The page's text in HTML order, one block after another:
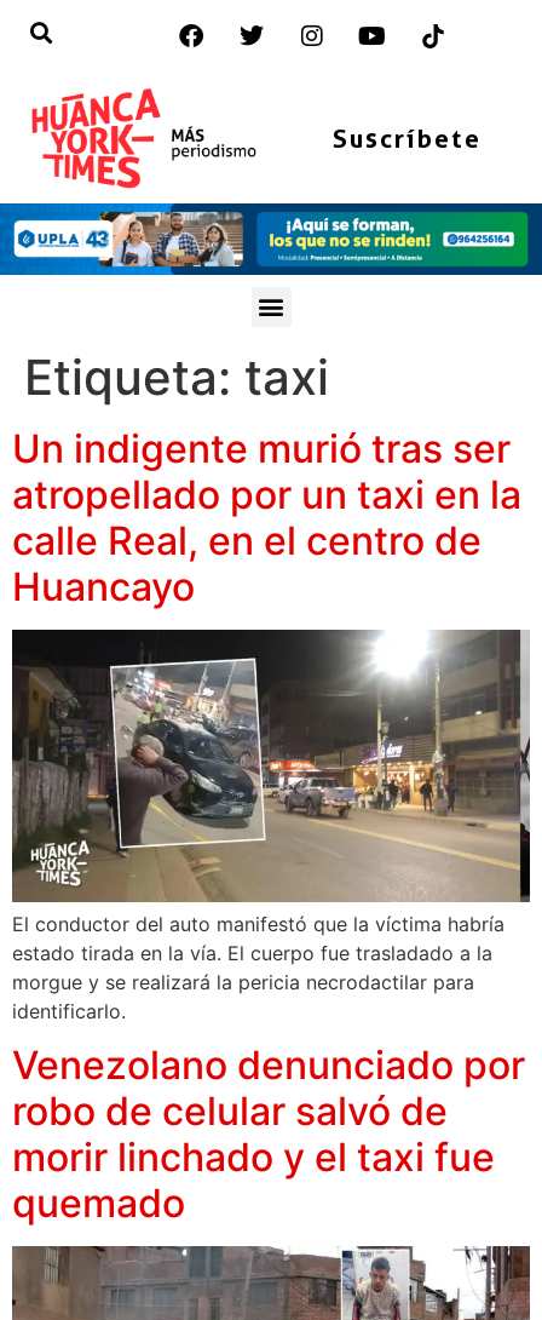
Suscríbete
Etiqueta: taxi
Un indigente murió tras ser
atropellado por un taxi en la
calle Real, en el centro de
Huancayo
El conductor del auto manifestó que la víctima habría
estado tirada en la vía. El cuerpo fue trasladado a la
morgue y se realizará la pericia necrodactilar para
identificarlo.
Venezolano denunciado por
robo de celular salvó de
morir linchado y el taxi fue
quemado